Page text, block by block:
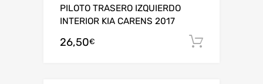
PILOTO TRASERO IZQUIERDO
INTERIOR KIA CARENS 2017
26,50€